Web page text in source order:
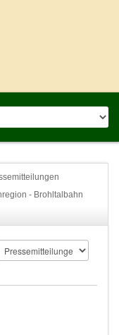
- Brohltalbahn